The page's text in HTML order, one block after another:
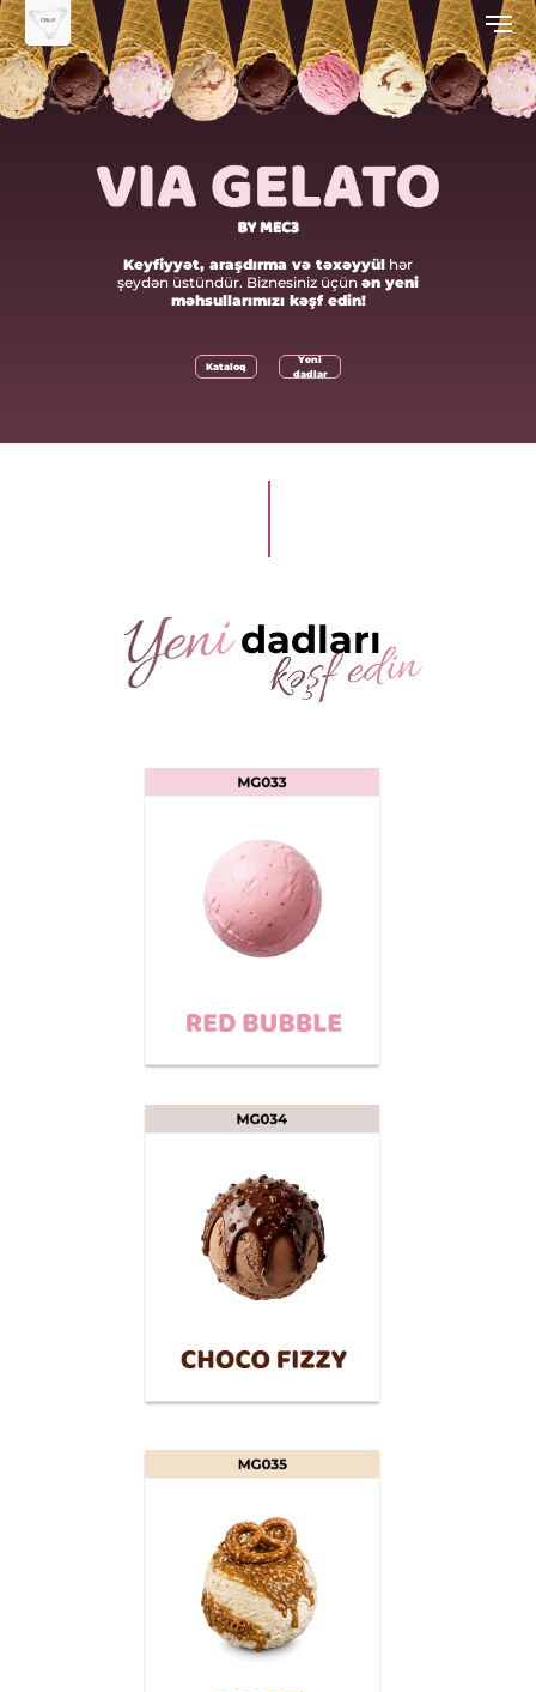
Keyfiyyət, araşdırma və təxəyyül hər
şeydən üstündür. Biznesiniz üçün ən yeni
məhsullarımızı kəşf edin!
Kataloq
Yeni
dadlar
dadları